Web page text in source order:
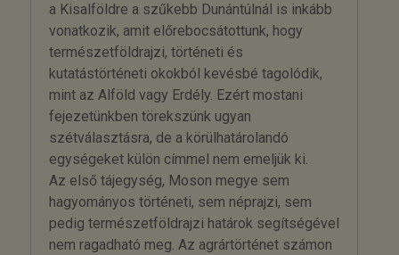
a Kisalföldre a szűkebb Dunántúlnál is inkább
vonatkozik, amit előrebocsátottunk, hogy
természetföldrajzi, történeti és
kutatástörténeti okokból kevésbé tagolódik,
mint az Alföld vagy Erdély. Ezért mostani
fejezetünkben törekszünk ugyan
szétválasztásra, de a körülhatárolandó
egységeket külön címmel nem emeljük ki.
Az első tájegység, Moson megye sem
hagyományos történeti, sem néprajzi, sem
pedig természetföldrajzi határok segítségével
nem ragadható meg. Az agrártörténet számon